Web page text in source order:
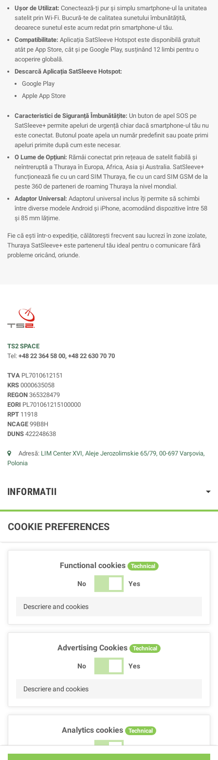
Ușor de Utilizat: Conectează-ți pur și simplu smartphone-ul la unitatea
satelit prin Wi-Fi. Bucură-te de calitatea sunetului îmbunătățită,
deoarece sunetul este acum redat prin smartphone-ul tău.
Compatibilitate: Aplicația SatSleeve Hotspot este disponibilă gratuit
atât pe App Store, cât și pe Google Play, susținând 12 limbi pentru o
acoperire globală.
Descarcă Aplicația SatSleeve Hotspot:
Google Play
Apple App Store
Caracteristici de Siguranță Îmbunătățite: Un buton de apel SOS pe
SatSleeve+ permite apeluri de urgență chiar dacă smartphone-ul tău nu
este conectat. Butonul poate apela un număr predefinit sau poate primi
apeluri primite după cum este necesar.
O Lume de Opțiuni: Rămâi conectat prin rețeaua de satelit fiabilă și
neîntreruptă a Thuraya în Europa, Africa, Asia și Australia. SatSleeve+
funcționează fie cu un card SIM Thuraya, fie cu un card SIM GSM de la
peste 360 de parteneri de roaming Thuraya la nivel mondial.
Adaptor Universal: Adaptorul universal inclus îți permite să schimbi
între diverse modele Android și iPhone, acomodând dispozitive între 58
și 85 mm lățime.
Fie că ești într-o expediție, călătorești frecvent sau lucrezi în zone izolate,
Thuraya SatSleeve+ este partenerul tău ideal pentru o comunicare fără
probleme oricând, oriunde.
TS2 SPACE
Tel: +48 22 364 58 00, +48 22 630 70 70
TVA PL7010612151
KRS 0000635058
REGON 365328479
EORI PL701061215100000
RPT 11918
NCAGE 99B8H
DUNS 422248638
Adresă: LIM Center XVI, Aleje Jerozolimskie 65/79, 00-697 Varșovia,
Polonia
INFORMATII
COOKIE PREFERENCES
Functional cookies Technical
No Yes
Descriere and cookies
Advertising Cookies Technical
No Yes
Descriere and cookies
Analytics cookies Technical
No Yes